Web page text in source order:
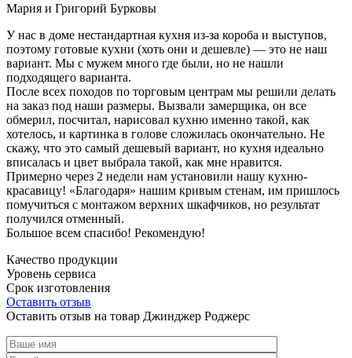
Мария и Григорий Бурковы
У нас в доме нестандартная кухня из-за короба и выступов,
поэтому готовые кухни (хоть они и дешевле) — это не наш
вариант. Мы с мужем много где были, но не нашли
подходящего варианта.
После всех походов по торговым центрам мы решили делать
на заказ под наши размеры. Вызвали замерщика, он все
обмерил, посчитал, нарисовал кухню именно такой, как
хотелось, и картинка в голове сложилась окончательно. Не
скажу, что это самый дешевый вариант, но кухня идеально
вписалась и цвет выбрала такой, как мне нравится.
Примерно через 2 недели нам установили нашу кухню-
красавицу! «Благодаря» нашим кривым стенам, им пришлось
помучиться с монтажом верхних шкафчиков, но результат
получился отменный.
Большое всем спасибо! Рекомендую!
Качество продукции
Уровень сервиса
Срок изготовления
Оставить отзыв
Оставить отзыв на товар Джинджер Роджерс